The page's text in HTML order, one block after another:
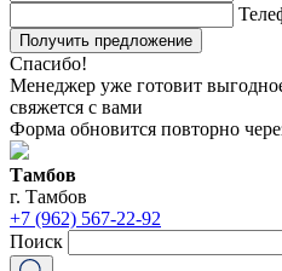
Получить предложение
Спасибо!
Менеджер уже готовит
свяжется с вами
Форма обновится повторно
Тамбов
г. Тамбов
+7 (962) 567-22-92
Поиск